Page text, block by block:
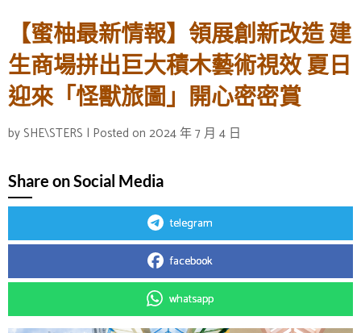
【蜜柚最新情報】領展創新改造 建
生商場拼出巨大積木藝術視效 夏日
迎來「怪獸旅圖」開心密密賞
by SHE\STERS | Posted on 2024 年 7 月 4 日
Share on Social Media
telegram
facebook
whatsapp